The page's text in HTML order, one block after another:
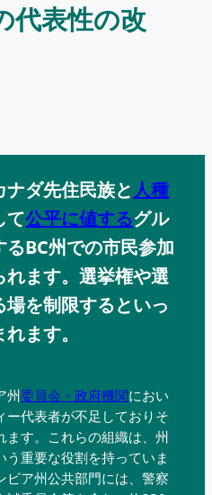
代表性の改
ダ先住民族と人種
て公平に値するグル
BC州での市民参加
れます。選挙権や選
を制限するといっ
ます。
州委員会・政府機関におい
ー代表者が不足しておりそ
ます。これらの組織は、州
重要な役割を持っていま
ビア州公共部門には、警察